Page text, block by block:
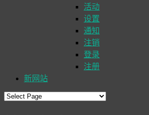
活动
设置
通知
注销
登录
注册
新网站